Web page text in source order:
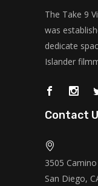
The Take 9
was
dedicate
Islander
Contact
3505
San Diego,